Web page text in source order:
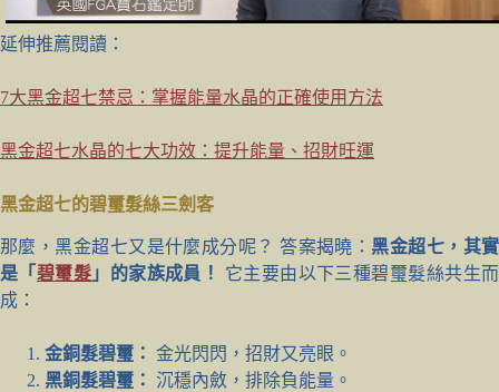
延伸推薦閱讀：
7大黑金超七禁忌：掌握能量水晶的正確使用方法
黑金超七水晶的七大功效：提升能量、招財旺運
黑金超七的碧璽髮絲三劍客
那麼，黑金超七又是什麼成分呢？ 答案揭曉： 黑金超七，其實
是「 碧璽髮 」的家族成員！
它主要由以下三種碧璽髮絲共生而
成：
金銅髮碧璽： 金光閃閃，招財又亮眼。
黑銅髮碧璽： 沉穩內斂，排除負能量。